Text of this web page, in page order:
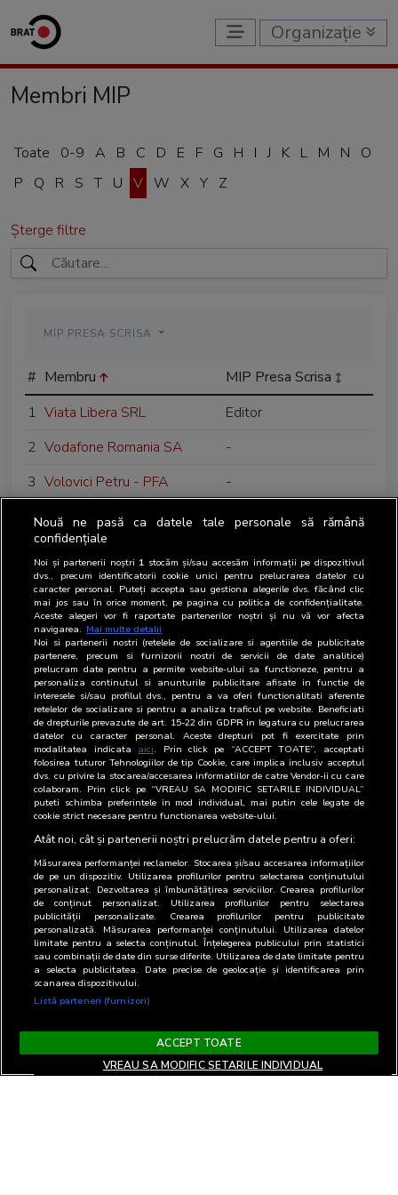
Organizație
Membri MIP
Toate 0-9 A B C D E F G H I J K L M N
O
P
Q R S T U V W X Y Z
Șterge filtre
MIP PRESA SCRISA
# Membru
MIP Presa Scrisa
1 Viata Libera SRL
Editor
2 Vodafone Romania SA
-
3 Volovici Petru - PFA -
Nouă ne pasă ca datele tale personale să rămână
confidențiale
Noi și partenerii noștri 1 stocăm și/sau accesăm informații pe dispozitivul
dvs., precum identificatorii cookie unici pentru prelucrarea datelor cu
caracter personal. Puteți accepta sau gestiona alegerile dvs. făcând clic
mai jos sau în orice moment, pe pagina cu politica de confidențialitate.
Aceste alegeri vor fi raportate partenerilor noștri și nu vă vor afecta
navigarea. Mai multe detalii
Noi si partenerii nostri (retelele de socializare si agentiile de publicitate
partenere, precum si furnizorii nostri de servicii de date analitice)
prelucram date pentru a permite website-ului sa functioneze, pentru a
personaliza continutul si anunturile publicitare afisate in functie de
interesele si/sau profilul dvs., pentru a va oferi functionalitati aferente
retelelor de socializare si pentru a analiza traficul pe website. Beneficiati
de drepturile prevazute de art. 15-22 din GDPR in legatura cu prelucrarea
datelor cu caracter personal. Aceste drepturi pot fi exercitate prin
modalitatea indicata aici. Prin click pe “ACCEPT TOATE”, acceptati
folosirea tuturor Tehnologiilor de tip Cookie, care implica inclusiv acceptul
dvs. cu privire la stocarea/accesarea informatiilor de catre Vendor-ii cu care
colaboram. Prin click pe “VREAU SA MODIFIC SETARILE INDIVIDUAL”
puteti schimba preferintele in mod individual, mai putin cele legate de
cookie strict necesare pentru functionarea website-ului.
Atât noi, cât și partenerii noștri prelucrăm datele pentru a oferi:
Măsurarea performanței reclamelor. Stocarea și/sau accesarea informațiilor
de pe un dispozitiv. Utilizarea profilurilor pentru selectarea conținutului
personalizat. Dezvoltarea și îmbunătățirea serviciilor. Crearea profilurilor
de conținut personalizat. Utilizarea profilurilor pentru selectarea
publicității personalizate. Crearea profilurilor pentru publicitate
personalizată. Măsurarea performanței conținutului. Utilizarea datelor
limitate pentru a selecta conținutul. Înțelegerea publicului prin statistici
sau combinații de date din surse diferite. Utilizarea de date limitate pentru
a selecta publicitatea. Date precise de geolocație și identificarea prin
scanarea dispozitivului.
Listă parteneri (furnizori)
ACCEPT TOATE
VREAU SA MODIFIC SETARILE INDIVIDUAL